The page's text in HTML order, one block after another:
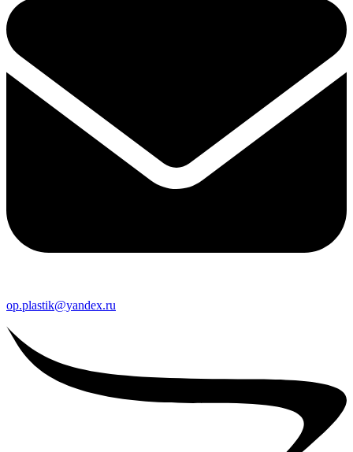
op.plastik@yandex.ru